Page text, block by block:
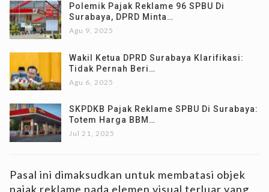
Polemik Pajak Reklame 96 SPBU Di
Surabaya, DPRD Minta…
Agu 9, 2025
Wakil Ketua DPRD Surabaya Klarifikasi:
Tidak Pernah Beri…
Agu 6, 2025
SKPDKB Pajak Reklame SPBU Di Surabaya:
Totem Harga BBM…
Jul 21, 2025
Pasal ini dimaksudkan untuk membatasi objek
pajak reklame pada elemen visual terluar yang